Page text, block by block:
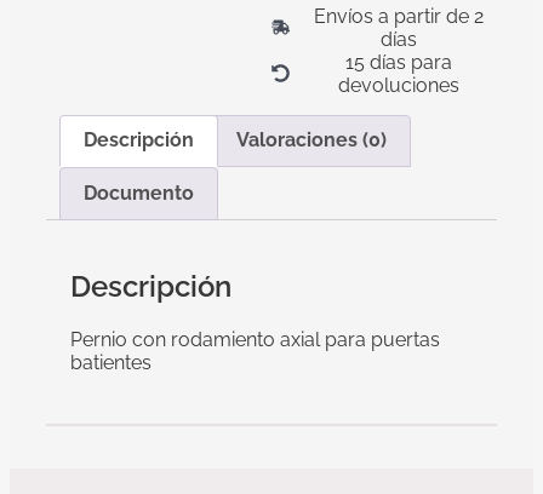
Envíos a partir de 2
días
15 días para
devoluciones
Descripción Valoraciones (0)
Documento
Descripción
Pernio con rodamiento axial para puertas
batientes